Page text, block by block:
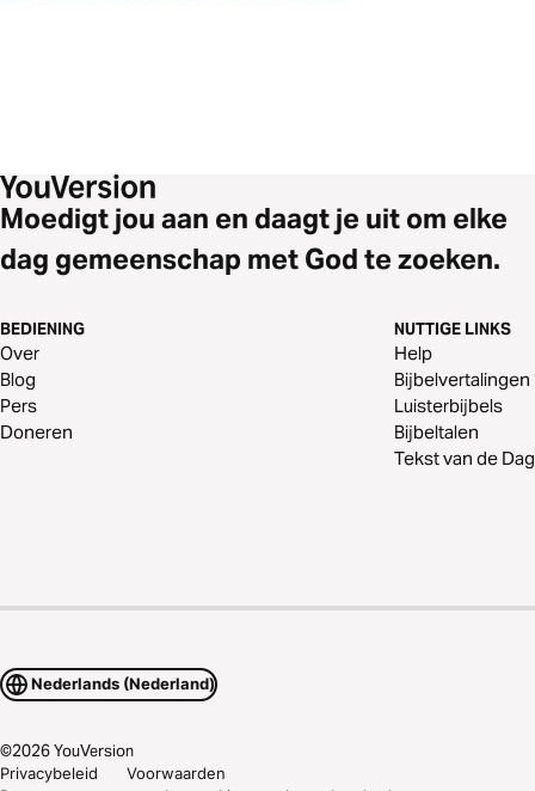
Moedigt jou aan en daagt je uit om elke
dag gemeenschap met God te zoeken.
BEDIENING
Over
Blog
Pers
Doneren
NUTTIGE LINKS
Help
Bijbelvertalingen
Luisterbijbels
Bijbeltalen
Tekst van de Dag
Nederlands (Nederland)
©2026YouVersion
Privacybeleid
Voorwaarden